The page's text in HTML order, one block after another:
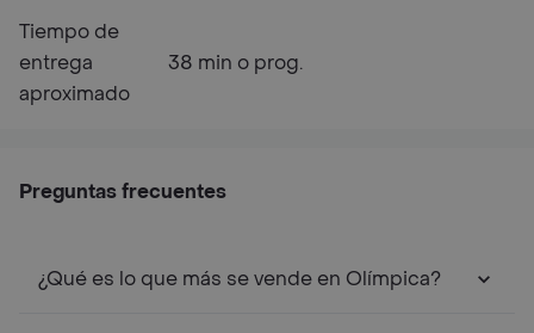
Tiempo de
entrega
aproximado
38 min o prog.
Preguntas frecuentes
¿Qué es lo que más se vende en Olímpica?